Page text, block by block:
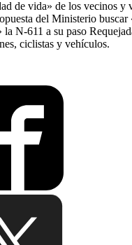
de vida» de los vecinos y
del Ministerio buscar
la N-611 a su paso
ciclistas y vehículos.